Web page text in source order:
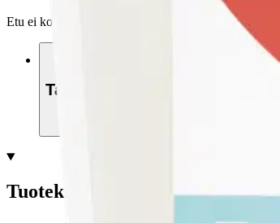
Etu ei koske Suuri‑lisäpalvelulla toimitettavia tuotteita.
Tarkista myymäläsaatavuus
Tuotekuvaus